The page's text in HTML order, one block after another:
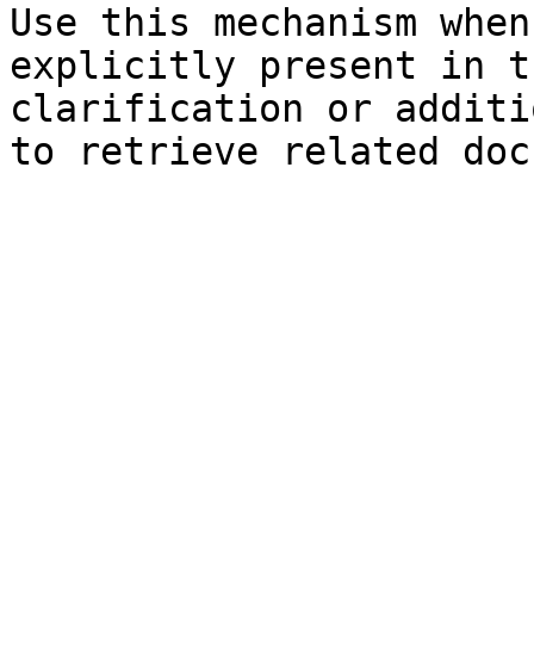
Use this mechanism
explicitly present in
clarification or